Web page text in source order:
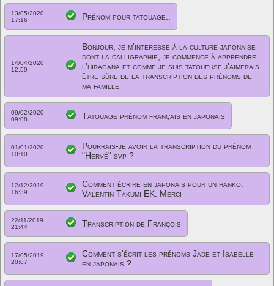
13/05/2020
17:16
Prénom pour tatouage..
14/04/2020
12:59
Bonjour, je m'interesse à la culture japonaise
dont la calligraphie, je commence à apprendre
l'hiragana et comme je suis tatoueuse j'aimerais
être sûre de la transcription des prénoms de
ma famille
09/02/2020
09:08
Tatouage prénom français en japonais
01/01/2020
10:10
Pourrais-je avoir la transcription du prénom
"Hervé" svp ?
12/12/2019
16:39
Comment écrire en japonais pour un hanko:
Valentin Takumi EK. Merci
22/11/2019
21:44
Transcription de François
17/05/2019
20:07
Comment s'écrit les prénoms Jade et Isabelle
en japonais ?